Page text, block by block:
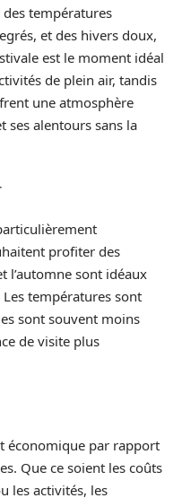
des températures
et des hivers doux,
est le moment idéal
de plein air, tandis
une atmosphère
ses alentours sans la
profiter des
l’automne sont idéaux
températures sont
sont souvent moins
de visite plus
économique par rapport
Que ce soient les coûts
les activités, les